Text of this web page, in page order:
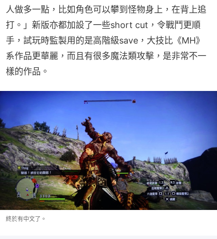
人做多一點，比如角色可以攀到怪物身上，在背上追
打。」新版亦都加設了一些short cut，令戰鬥更順
手，試玩時監製用的是高階級save，大技比《MH》
系作品更華麗，而且有很多魔法類攻擊，是非常不一
樣的作品。
終於有中文了。